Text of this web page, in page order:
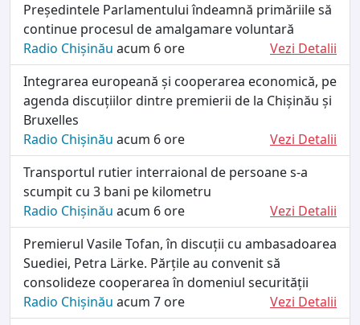
Președintele Parlamentului îndeamnă primăriile să
continue procesul de amalgamare voluntară
Radio Chișinău acum 6 ore
Vezi Detalii
Integrarea europeană și cooperarea economică, pe
agenda discuțiilor dintre premierii de la Chișinău și
Bruxelles
Radio Chișinău acum 6 ore
Vezi Detalii
Transportul rutier interraional de persoane s-a
scumpit cu 3 bani pe kilometru
Radio Chișinău acum 6 ore
Vezi Detalii
Premierul Vasile Tofan, în discuții cu ambasadoarea
Suediei, Petra Lärke. Părțile au convenit să
consolideze cooperarea în domeniul securității
Radio Chișinău acum 7 ore
Vezi Detalii